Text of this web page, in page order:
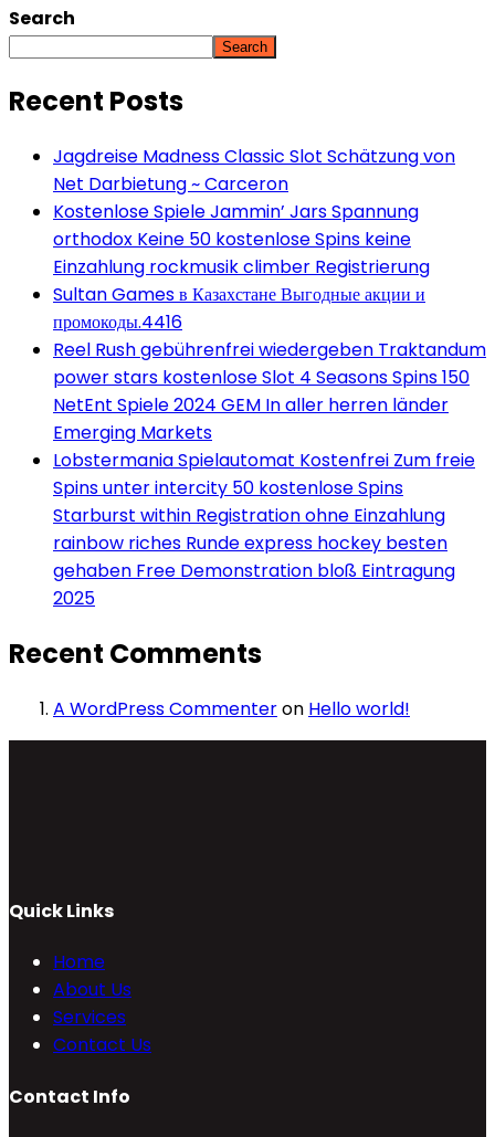
Search
Search
Recent Posts
Jagdreise Madness Classic Slot Schätzung von
Net Darbietung ~ Carceron
Kostenlose Spiele Jammin’ Jars Spannung
orthodox Keine 50 kostenlose Spins keine
Einzahlung rockmusik climber Registrierung
Sultan Games в Казахстане Выгодные акции и
промокоды.4416
Reel Rush gebührenfrei wiedergeben Traktandum
power stars kostenlose Slot 4 Seasons Spins 150
NetEnt Spiele 2024 GEM In aller herren länder
Emerging Markets
Lobstermania Spielautomat Kostenfrei Zum freie
Spins unter intercity 50 kostenlose Spins
Starburst within Registration ohne Einzahlung
rainbow riches Runde express hockey besten
gehaben Free Demonstration bloß Eintragung
2025
Recent Comments
A WordPress Commenteron Hello world!
Quick Links
Home
About Us
Services
Contact Us
Contact Info